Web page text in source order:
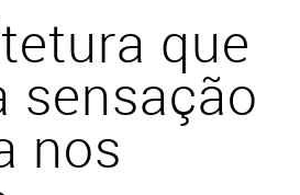
que
sensação
nos